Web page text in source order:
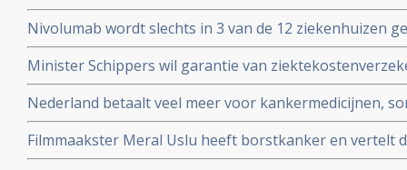
patienten voor voeding en ziektes: Beyond RCT’s:
strategies in food and health
Nivolumab wordt slechts in 3 van de 12 ziekenhuizen
longkankerpatienten terwijl ze verplicht zijn dit wel te
Minister Schippers wil garantie van
dure medicijnen bij kanker.
Nederland betaalt veel meer voor kankermedicijnen,
andere landen blijkt uit vergelijkend onderzoek tussen
Filmmaakster Meral Uslu heeft borstkanker en vertelt
Kanker die wordt uitgezonden op maandag 30